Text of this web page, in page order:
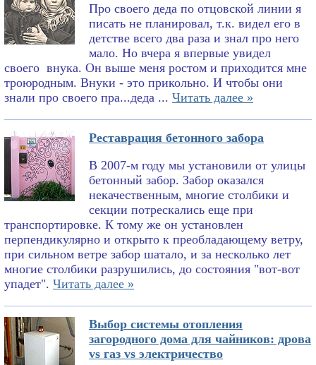
Про своего деда по отцовской линии я
писать не планировал, т.к. видел его в
детстве всего два раза и знал про него
мало. Но вчера я впервые увидел
своего внука. Он выше меня ростом и приходится мне
троюродным. Внуки - это прикольно. И чтобы они
знали про своего пра...деда ... Читать далее »
Реставрация бетонного забора
В 2007-м году мы установили от улицы
бетонный забор. Забор оказался
некачественным, многие столбики и
секции потрескались еще при
транспортировке. К тому же он установлен
перпендикулярно и открыто к преобладающему ветру,
при сильном ветре забор шатало, и за несколько лет
многие столбики разрушились, до состояния "вот-вот
упадет". Читать далее »
Выбор системы отопления
загородного дома для чайников: дрова
vs газ vs электричество